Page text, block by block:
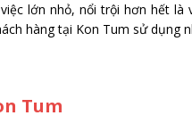
lớn nhỏ, nổi trội hơn hết là
hàng tại Kon Tum sử dụng
Tum